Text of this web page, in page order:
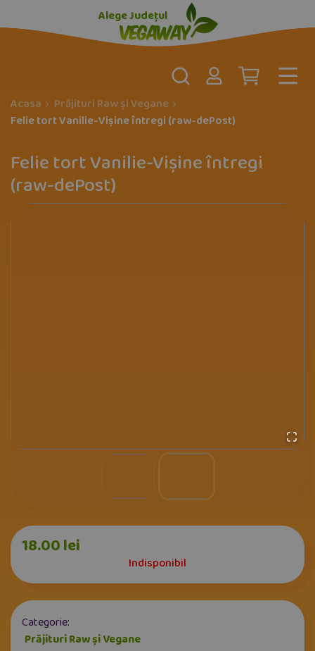
Alege Județul
Acasa
Prăjituri Raw și Vegane
Felie tort Vanilie-Vișine întregi (raw-dePost)
Felie tort Vanilie-Vișine întregi
(raw-dePost)
18.00lei
Indisponibil
Categorie:
Prăjituri Raw și Vegane